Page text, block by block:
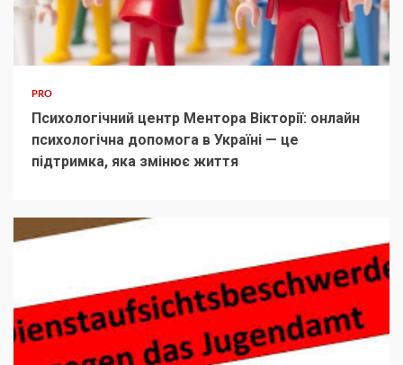
PRO
Психологічний центр Ментора Вікторії: онлайн
психологічна допомога в Україні — це
підтримка, яка змінює життя